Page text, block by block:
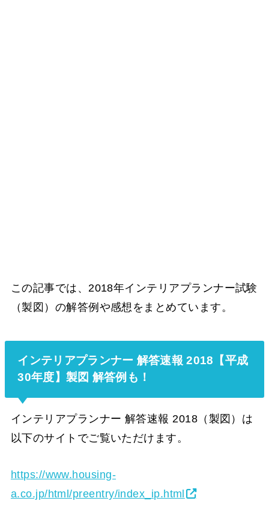
この記事では、2018年インテリアプランナー試験
（製図）の解答例や感想をまとめています。
インテリアプランナー 解答速報 2018【平成
30年度】製図 解答例も！
インテリアプランナー 解答速報 2018（製図）は
以下のサイトでご覧いただけます。
https://www.housing-
a.co.jp/html/preentry/index_ip.html